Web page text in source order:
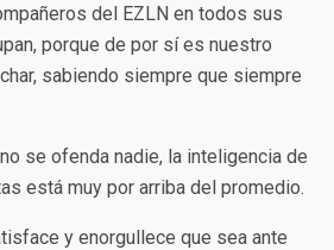
del EZLN en todos sus
porque de por sí es nuestro
sabiendo siempre que siempre
se ofenda nadie, la inteligencia de
está muy por arriba del promedio.
y enorgullece que sea ante